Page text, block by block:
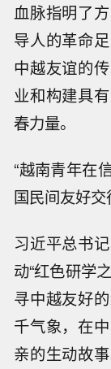
血脉指明了
导人的革命
中越友谊的
业和构建具
春力量。
“越南青年在
国民间友好交
习近平总书
动“红色研学
寻中越友好
千气象，在
亲的生动故